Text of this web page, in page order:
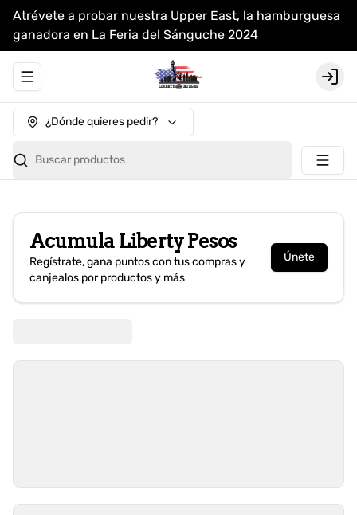
Atrévete a probar nuestra Upper East, la hamburguesa
ganadora en La Feria del Sánguche 2024
Abrir menu de navegación Login
¿Dónde quieres pedir?
Buscar productos
Acumula Liberty Pesos
Regístrate, gana puntos con tus compras y
canjealos por productos y más
Únete